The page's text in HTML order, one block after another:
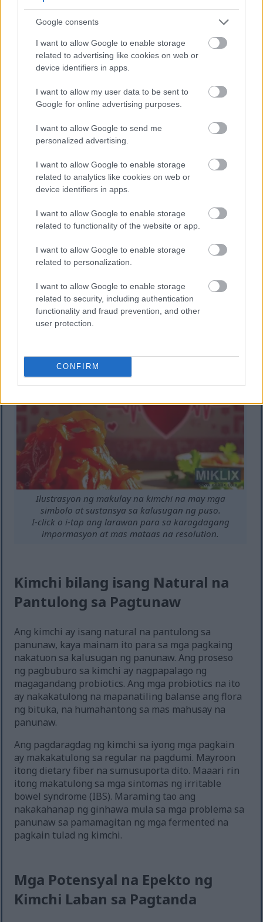
Google consents
I want to allow Google to enable storage
related to advertising like cookies on web or
device identifiers in apps.
I want to allow my user data to be sent to
Google for online advertising purposes.
I want to allow Google to send me
personalized advertising.
I want to allow Google to enable storage
related to analytics like cookies on web or
device identifiers in apps.
I want to allow Google to enable storage
related to functionality of the website or app.
I want to allow Google to enable storage
related to personalization.
I want to allow Google to enable storage
related to security, including authentication
functionality and fraud prevention, and other
user protection.
CONFIRM
Ang kimchi ay mainam para sa kalusugan ng iyong
pagkain. Ang regular na pagkain ng kimchi ay
makakatulong na mapanatili ang iyong antas ng
kolesterol.
Ipinapakita ng mga pag-aaral na ang pinaghalong
fermented veggies at spices ng kimchi ay mabuti
inflammatory properties. Nakakatulong ang mga ito
na mapababa ang presyon ng dugo at suportahan
Ang pagdaragdag ng kimchi sa iyong mga pagkain
ay maaaring magpasarap sa mga ito. Nagbibigay din
ito sa iyo ng mahahalagang sustansya para sa
pangkalahatang kalusugan. Narito ang ilang
mahahalagang benepisyo ng kimchi para sa iyong
puso:
Nakakatulong sa pagpapababa ng antas ng
Binabawasan ang presyon ng dugo
Nagpapabuti ng pangkalahatang mga profile
ng lipid
Nakakatulong sa pagbabawas ng panganib ng
Ilustrasyon ng makulay na kimchi na may mga
simbolo at sustansya sa kalusugan ng puso.
I-click o i-tap ang larawan para sa karagdagang
impormasyon at mas mataas na resolution.
Kimchi bilang isang Natural na
Pantulong sa Pagtunaw
Ang kimchi ay isang natural na pantulong sa
panunaw, kaya mainam ito para sa mga pagkaing
nakatuon sa kalusugan ng panunaw. Ang proseso
ng pagbuburo sa kimchi ay nagpapalago ng
magagandang probiotics. Ang mga probiotics na ito
ay nakakatulong na mapanatiling balanse ang flora
ng bituka, na humahantong sa mas mahusay na
panunaw.
Ang pagdaragdag ng kimchi sa iyong mga pagkain
ay makakatulong sa regular na pagdumi. Mayroon
itong dietary fiber na sumusuporta dito. Maaari rin
itong makatulong sa mga sintomas ng irritable
bowel syndrome (IBS). Maraming tao ang
nakakahanap ng ginhawa mula sa mga problema sa
panunaw sa pamamagitan ng mga fermented na
pagkain tulad ng kimchi.
Mga Potensyal na Epekto ng
Kimchi Laban sa Pagtanda